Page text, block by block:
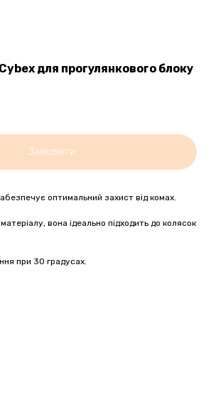
для прогулянкового блоку
Замовити
оптимальний захист від комах.
вона ідеально підходить до колясок
при 30 градусах.